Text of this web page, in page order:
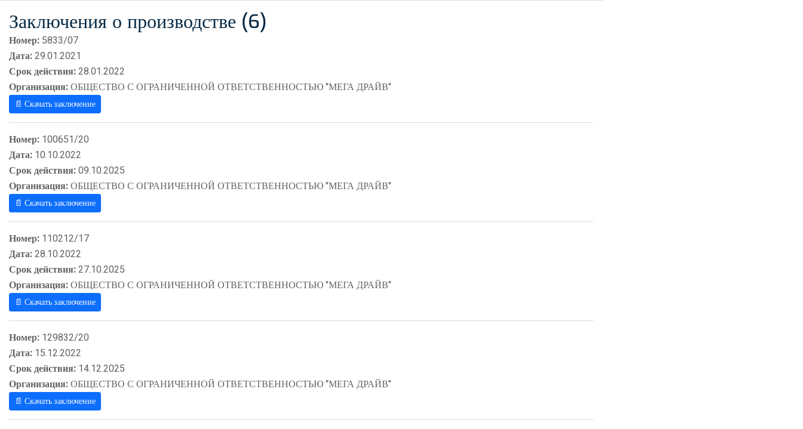
Заключения о производстве (6)
Номер: 5833/07
Дата:29.01.2021
Срок действия:28.01.2022
Организация:ОБЩЕСТВО С ОГРАНИЧЕННОЙ ОТВЕТСТВЕННОСТЬЮ "МЕГА ДРАЙВ"
📄 Скачать заключение
Номер: 100651/20
Дата: 10.10.2022
Срок действия:09.10.2025
Организация:ОБЩЕСТВО С ОГРАНИЧЕННОЙ ОТВЕТСТВЕННОСТЬЮ "МЕГА ДРАЙВ"
📄 Скачать заключение
Номер: 110212/17
Дата:28.10.2022
Срок действия:27.10.2025
Организация:ОБЩЕСТВО С ОГРАНИЧЕННОЙ ОТВЕТСТВЕННОСТЬЮ "МЕГА ДРАЙВ"
📄 Скачать заключение
Номер: 129832/20
Дата: 15.12.2022
Срок действия: 14.12.2025
Организация:ОБЩЕСТВО С ОГРАНИЧЕННОЙ ОТВЕТСТВЕННОСТЬЮ "МЕГА ДРАЙВ"
📄 Скачать заключение